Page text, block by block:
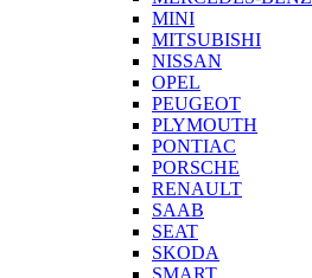
MINI
MITSUBISHI
NISSAN
OPEL
PEUGEOT
PLYMOUTH
PONTIAC
PORSCHE
RENAULT
SAAB
SEAT
SKODA
SMART